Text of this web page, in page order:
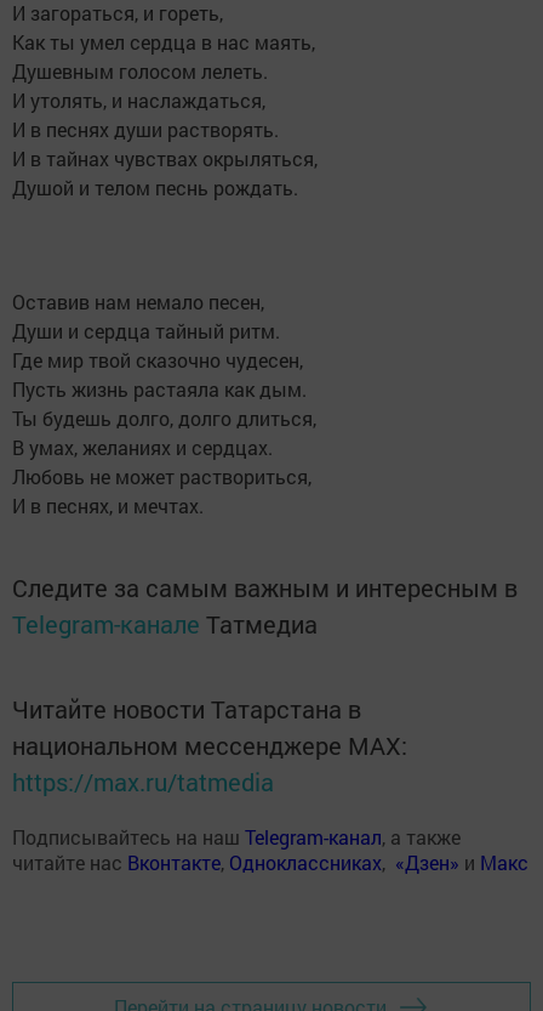
И загораться, и гореть,
Как ты умел сердца в нас маять,
Душевным голосом лелеть.
И утолять, и наслаждаться,
И в песнях души растворять.
И в тайнах чувствах окрыляться,
Душой и телом песнь рождать.
Оставив нам немало песен,
Души и сердца тайный ритм.
Где мир твой сказочно чудесен,
Пусть жизнь растаяла как дым.
Ты будешь долго, долго длиться,
В умах, желаниях и сердцах.
Любовь не может раствориться,
И в песнях, и мечтах.
Следите за самым важным и интересным в
Telegram-канале Татмедиа
Читайте новости Татарстана в
национальном мессенджере MАХ:
https://max.ru/tatmedia
Подписывайтесь на наш Telegram-канал, а также
читайте нас Вконтакте, Одноклассниках, «Дзен» и Макс